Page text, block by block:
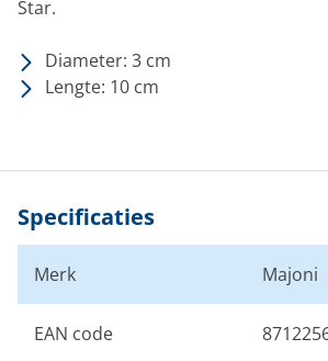
Star.
Diameter: 3 cm
Lengte: 10 cm
Specificaties
Merk Majoni
EAN code